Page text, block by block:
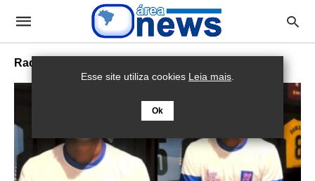
Racismo
Esse site utiliza cookies Leia mais.
Ok